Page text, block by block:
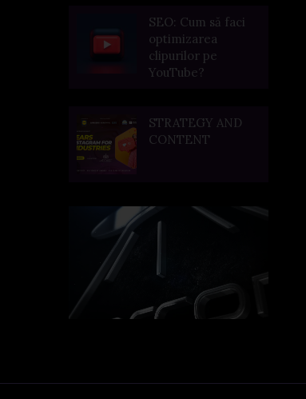
SEO: Cum să faci
optimizarea
clipurilor pe
YouTube?
STRATEGY AND
CONTENT